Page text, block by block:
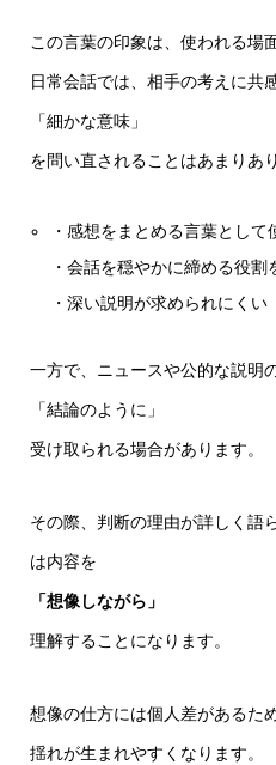
この言葉の印象は、使われる場
日常会話では、相手の考えに共
「細かな意味」
を問い直されることはあまりあ
・感想をまとめる言葉として
・会話を穏やかに締める役割
・深い説明が求められにくい
一方で、ニュースや公的な説明
「結論のように」
受け取られる場合があります。
その際、判断の理由が詳しく語
は内容を
「想像しながら」
理解することになります。
想像の仕方には個人差があるた
揺れが生まれやすくなります。